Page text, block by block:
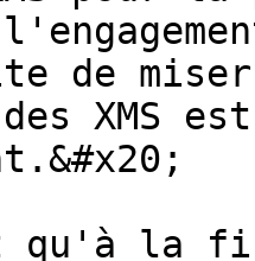
de
XMS
qu'à la